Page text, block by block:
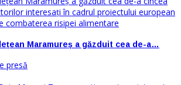
Maramureș a găzduit cea de-a…
presă